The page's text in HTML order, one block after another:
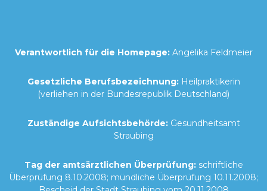
Verantwortlich für die Homepage:Angelika Feldmeier
Gesetzliche Berufsbezeichnung:Heilpraktikerin
(verliehen in der Bundesrepublik Deutschland)
Zuständige Aufsichtsbehörde:Gesundheitsamt
Straubing
Tag der amtsärztlichen Überprüfung:schriftliche
Überprüfung 8.10.2008; mündliche Überprüfung 10.11.2008;